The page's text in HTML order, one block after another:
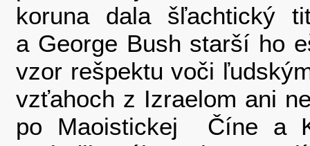
koruna dala šľachtický
a George Bush starší ho
vzor rešpektu voči
vzťahoch z Izraelom ani
po Maoistickej Číne a